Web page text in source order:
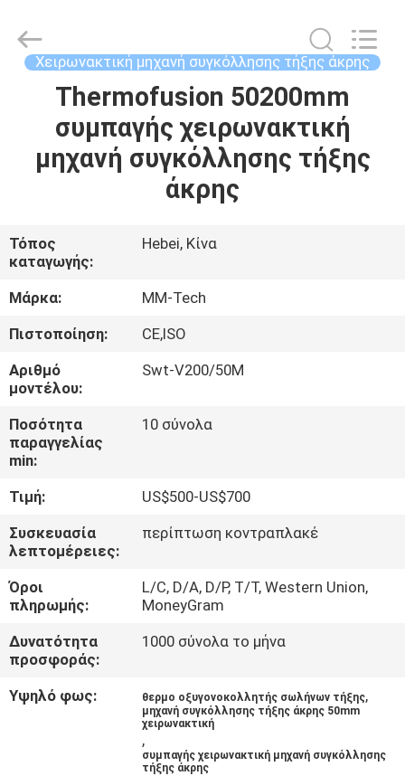
ΣΠΊΤΙ
ΠΡΟΪΌΝΤΑ
ΜΕ
ΕΜΆΣ
ΕΠΙΣΚΈΨΕΙΣ
ΣΤΟ
ΕΡΓΟΣΤΆΣΙΟ
ΈΛΕΓΧΟΣ
ΠΟΙΌΤΗΤΑΣ
ΕΠΙΚΟΙΝΩΝΉΣΤΕ
ΜΑΖΊ
ΜΑΣ
ΜΠΛΟΓΚ
Mingmai
Technology
Co.,Ltd. Χειρωνακτική μηχανή συγκόλλησης τήξης άκρης
Thermofusion 50200mm
συμπαγής χειρωνακτική
μηχανή συγκόλλησης τήξης
άκρης
Τόπος
καταγωγής:
Hebei, Κίνα
Μάρκα:
MM-Tech
Πιστοποίηση:
CE,ISO
Αριθμό
μοντέλου:
Swt-V200/50M
Ποσότητα
παραγγελίας
min:
10 σύνολα
Τιμή:
US$500-US$700
Συσκευασία
λεπτομέρειες:
περίπτωση κοντραπλακέ
Όροι
πληρωμής:
L/C, D/A, D/P, T/T, Western Union,
MoneyGram
Δυνατότητα
προσφοράς:
1000 σύνολα το μήνα
Υψηλό φως: θερμο οξυγονοκολλητής σωλήνων τήξης,
μηχανή συγκόλλησης τήξης άκρης 50mm
χειρωνακτική
,
συμπαγής χειρωνακτική μηχανή συγκόλλησης
τήξης άκρης